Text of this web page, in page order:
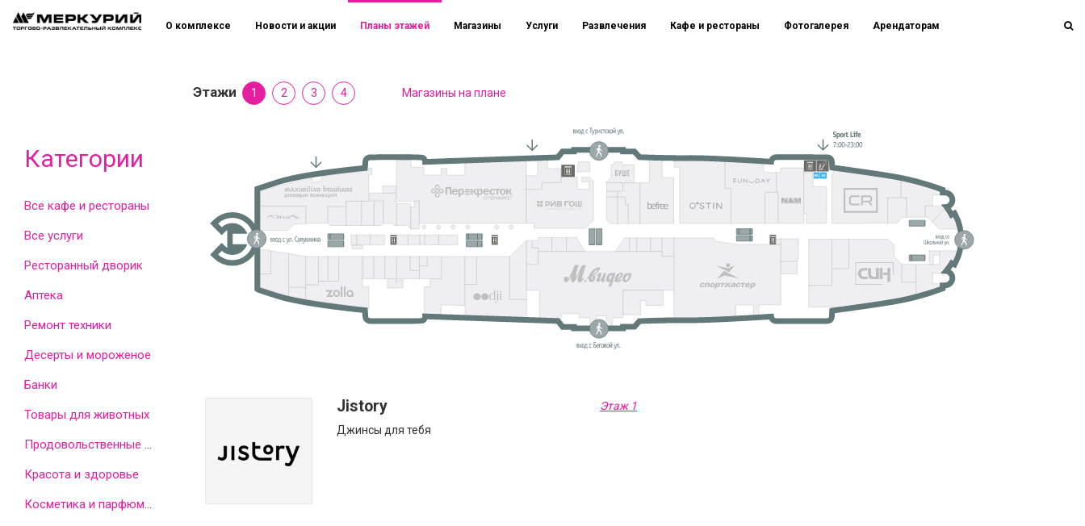
Категории
Все кафе и рестораны
Все услуги
Ресторанный дворик
Аптека
Ремонт техники
Десерты и мороженое
Банки
Товары для животных
Красота и здоровье
О комплексе Новости и акции Планы этажей Магазины Услуги Развлечения Кафе и рестораны Фотогалерея Арендаторам
Этажи 1 2 3 4 Магазины на плане
Jistory
Джинсы для тебя
Этаж 1